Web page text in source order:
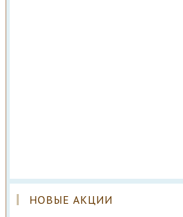
НОВЫЕ АКЦИИ